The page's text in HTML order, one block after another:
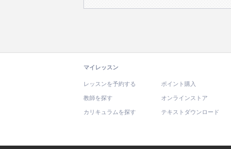
マイレッスン
レッスンを予約する ポイント購入
教師を探す オンラインストア
カリキュラムを探す テキストダウンロード